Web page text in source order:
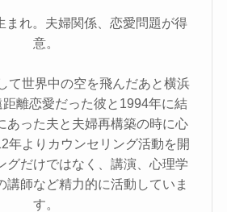
まれ。夫婦関係、恋愛問題が得
意。
て世界中の空を飛んだあと横浜
離恋愛だった彼と1994年に結
あった夫と夫婦再構築の時に心
年よりカウンセリング活動を開
グだけではなく、講演、心理学
講師など精力的に活動していま
す。